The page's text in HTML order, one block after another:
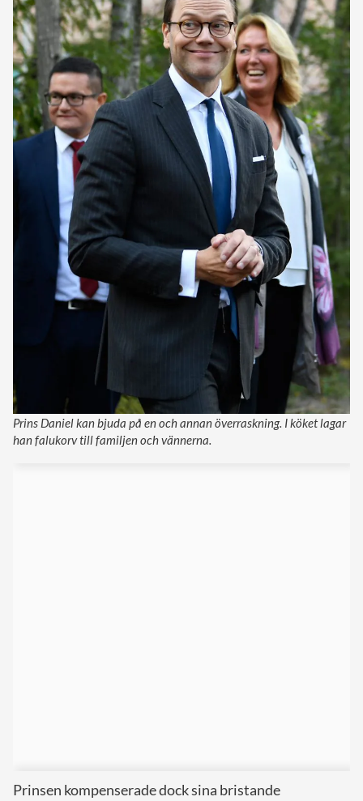
Prins Daniel kan bjuda på en och annan överraskning. I köket lagar
han falukorv till familjen och vännerna.
Prinsen kompenserade dock sina bristande